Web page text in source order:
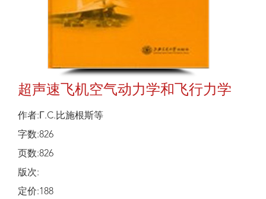
超声速飞机空气动力学和飞行力学
作者:Г.C.比施根斯等
字数:826
页数:826
版次:
定价:188